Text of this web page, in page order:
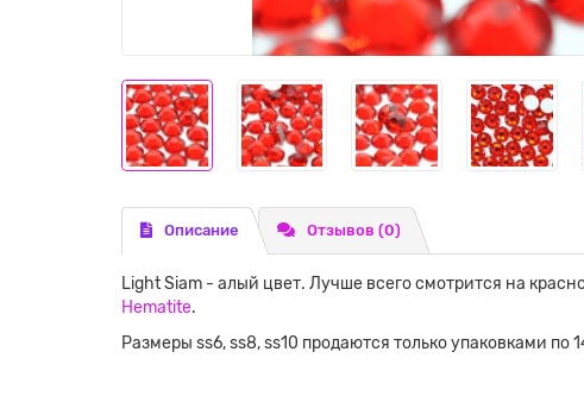
Описание Отзывов (0)
Light Siam - алый цвет. Лучше всего смотрится на
Hematite.
Размеры ss6, ss8, ss10 продаются только упаковками по